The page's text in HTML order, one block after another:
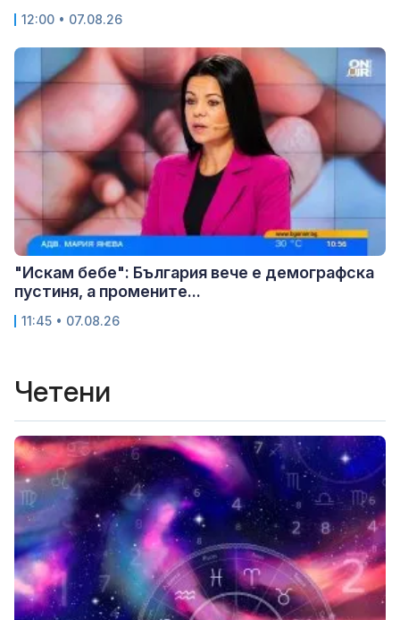
12:00 • 07.08.26
"Искам бебе": България вече е демографска
пустиня, а промените...
11:45 • 07.08.26
Четени